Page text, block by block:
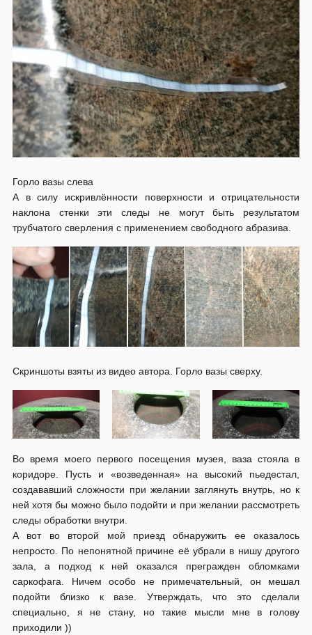
Горло вазы слева
А в силу искривлённости поверхности и отрицательности
наклона стенки эти следы не могут быть результатом
трубчатого сверления с применением свободного абразива.
Скриншоты взяты из видео автора. Горло вазы сверху.
Во время моего первого посещения музея, ваза стояла в
коридоре. Пусть и «возведенная» на высокий пьедестал,
создававший сложности при желании заглянуть внутрь, но к
ней хотя бы можно было подойти и при желании рассмотреть
следы обработки внутри.
А вот во второй мой приезд обнаружить ее оказалось
непросто. По непонятной причине её убрали в нишу другого
зала, а подход к ней оказался прегражден обломками
саркофага. Ничем особо не примечательный, он мешал
подойти близко к вазе. Утверждать, что это сделали
специально, я не стану, но такие мысли мне в голову
приходили ))